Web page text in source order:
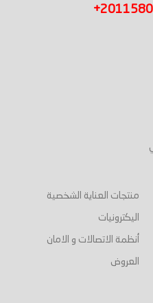
منتجات العناية الشخصية
اليكترونيات
أنظمة الاتصالات و الامان
العروض